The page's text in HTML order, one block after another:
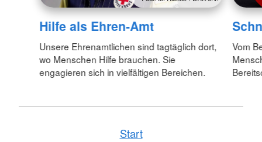
Hilfe als Ehren-Amt
Unsere Ehrenamtlichen sind tagtäglich dort,
wo Menschen Hilfe brauchen. Sie
engagieren sich in vielfältigen Bereichen.
Vom
Start